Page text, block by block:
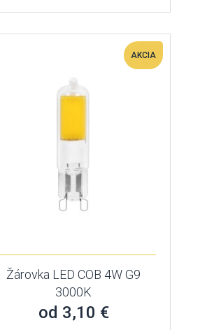
AKCIA
Žárovka LED COB 4W G9
3000K
od 3,10 €